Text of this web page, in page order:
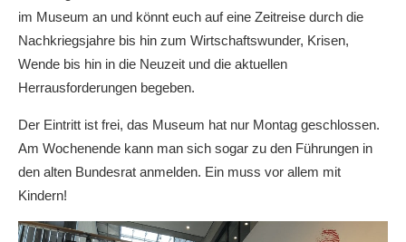
im Museum an und könnt euch auf eine Zeitreise durch die
Nachkriegsjahre bis hin zum Wirtschaftswunder, Krisen,
Wende bis hin in die Neuzeit und die aktuellen
Herrausforderungen begeben.
Der Eintritt ist frei, das Museum hat nur Montag geschlossen.
Am Wochenende kann man sich sogar zu den Führungen in
den alten Bundesrat anmelden. Ein muss vor allem mit
Kindern!